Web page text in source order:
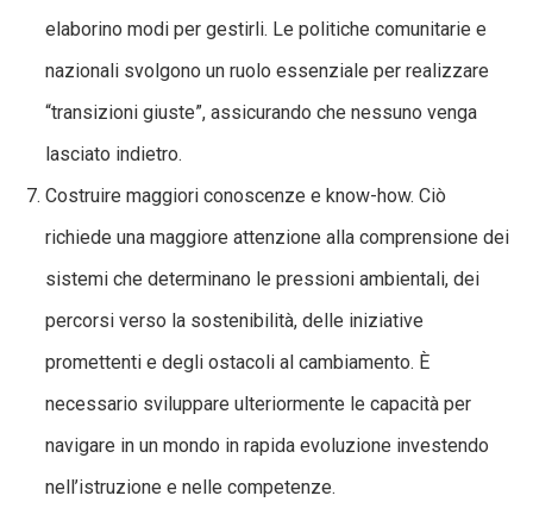
elaborino modi per gestirli. Le politiche comunitarie e
nazionali svolgono un ruolo essenziale per realizzare
“transizioni giuste”, assicurando che nessuno venga
lasciato indietro.
Costruire maggiori conoscenze e know-how. Ciò
richiede una maggiore attenzione alla comprensione dei
sistemi che determinano le pressioni ambientali, dei
percorsi verso la sostenibilità, delle iniziative
promettenti e degli ostacoli al cambiamento. È
necessario sviluppare ulteriormente le capacità per
navigare in un mondo in rapida evoluzione investendo
nell’istruzione e nelle competenze.